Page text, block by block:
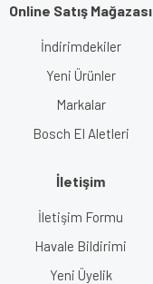
Online Satış Mağazası
İndirimdekiler
Yeni Ürünler
Markalar
Bosch El Aletleri
İletişim
İletişim Formu
Havale Bildirimi
Yeni Üyelik